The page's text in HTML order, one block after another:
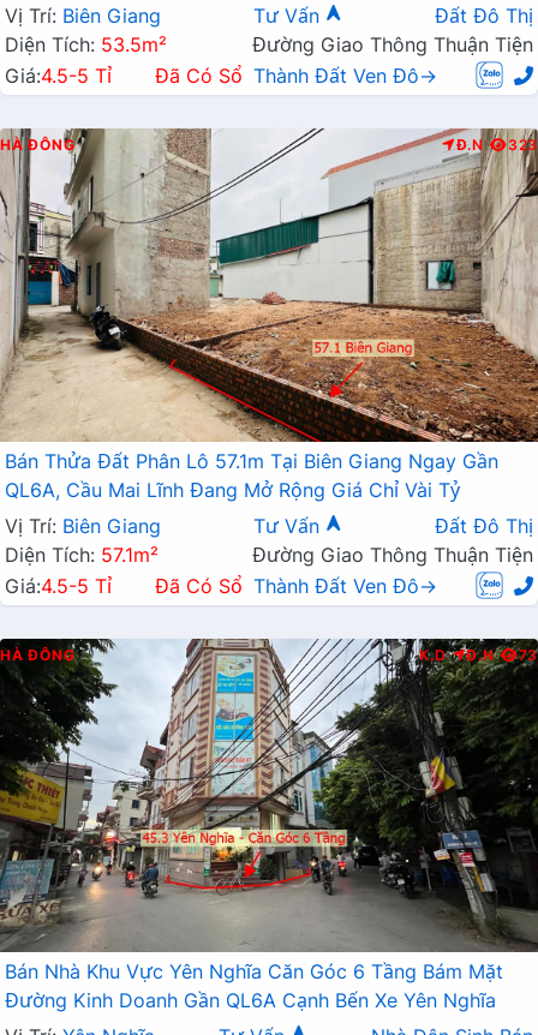
Vị Trí: Biên Giang Tư Vấn
Đất Đô Thị
Diện Tích: 53.5m²
Đường Giao Thông Thuận Tiện
Giá:4.5-5 Tỉ Đã Có Sổ Thành Đất Ven Đô→
HÀ ĐÔNG Đ.N 323
Bán Thửa Đất Phân Lô 57.1m Tại Biên Giang Ngay Gần
QL6A, Cầu Mai Lĩnh Đang Mở Rộng Giá Chỉ Vài Tỷ
Vị Trí: Biên Giang Tư Vấn
Đất Đô Thị
Diện Tích: 57.1m²
Đường Giao Thông Thuận Tiện
Giá:4.5-5 Tỉ Đã Có Sổ Thành Đất Ven Đô→
HÀ ĐÔNG K.D Đ.N 73
Bán Nhà Khu Vực Yên Nghĩa Căn Góc 6 Tầng Bám Mặt
Đường Kinh Doanh Gần QL6A Cạnh Bến Xe Yên Nghĩa